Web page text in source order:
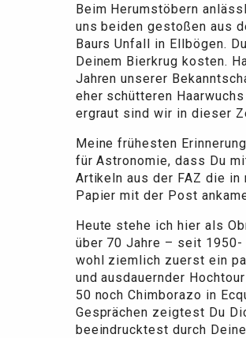
Beim Herumstöbern
uns beiden gestoßen aus
Baurs Unfall in Ellbögen.
Deinem Bierkrug kosten.
Jahren unserer
eher schütteren
ergraut sind wir in dieser
Meine frühesten
für Astronomie, dass Du
Artikeln aus der FAZ die
Papier mit der Post
Heute stehe ich hier als
über 70 Jahre – seit
wohl ziemlich zuerst ein
und ausdauernder
50 noch Chimborazo in
Gesprächen zeigtest Du
beeindrucktest durch